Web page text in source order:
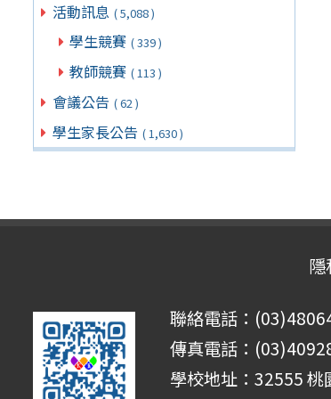
活動訊息 ( 5,088 )
學生競賽 ( 339 )
教師競賽 ( 113 )
會議公告 ( 62 )
學生家長公告 ( 1,630 )
隱
聯絡電話：
傳真電話：
學校地址：32555